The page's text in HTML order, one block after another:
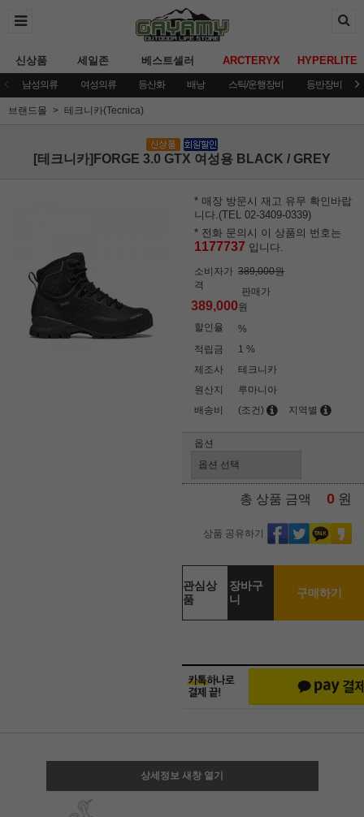
신상품 세일존 베스트셀러 ARCTERYX HYPERLITE
남성의류 여성의류 등산화 배낭 스틱/운행장비 등반장비
브랜드몰 테크니카(Tecnica)
[테크니카]FORGE 3.0 GTX 여성용 BLACK / GREY
* 매장 방문시 재고 유무 확인바랍
니다.(TEL 02-3409-0339)
* 전화 문의시 이 상품의 번호는
1177737 입니다.
소비자가
격
389,000원
판매가
389,000원
할인율
%
적립금
1 %
제조사
테크니카
원산지
루마니아
배송비
(조건) 지역별
옵션
총 상품 금액 0 원
상품 공유하기
관심상
품
장바구
니
구매하기
상세정보 새창 열기